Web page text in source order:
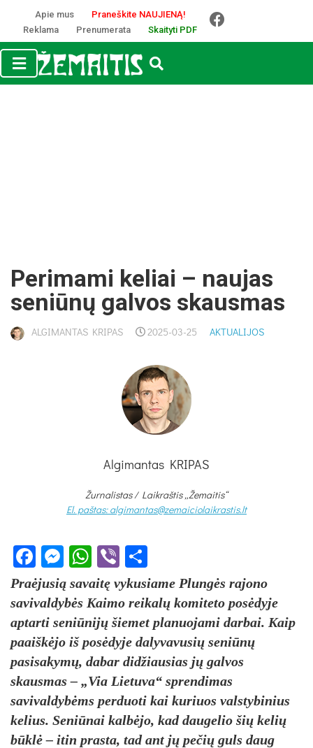
Apie mus
Praneškite NAUJIENĄ!
Reklama
Prenumerata Skaityti PDF
Perimami keliai – naujas
seniūnų galvos skausmas
ALGIMANTAS KRIPAS 2025-03-25 AKTUALIJOS
Algimantas KRIPAS
Žurnalistas / Laikraštis „Žemaitis“
El. paštas: algimantas@zemaiciolaikrastis.lt
Facebook
Messenger
WhatsApp
Viber
Praėjusią savaitę vykusiame Plungės rajono
savivaldybės Kaimo reikalų komiteto posėdyje
aptarti seniūnijų šiemet planuojami darbai. Kaip
paaiškėjo iš posėdyje dalyvavusių seniūnų
pasisakymų, dabar didžiausias jų galvos
skausmas – „Via Lietuva“ sprendimas
savivaldybėms perduoti kai kuriuos valstybinius
kelius. Seniūnai kalbėjo, kad daugelio šių kelių
būklė – itin prasta, tad ant jų pečių guls daug